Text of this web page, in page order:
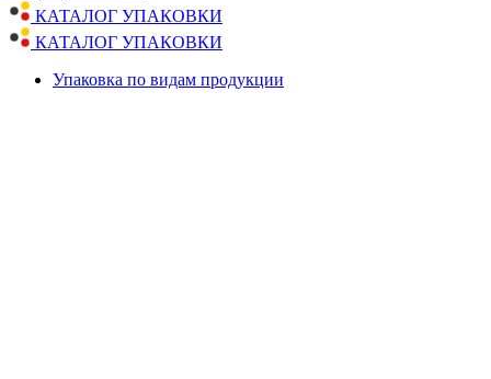
КАТАЛОГ УПАКОВКИ
КАТАЛОГ УПАКОВКИ
Упаковка по видам продукции